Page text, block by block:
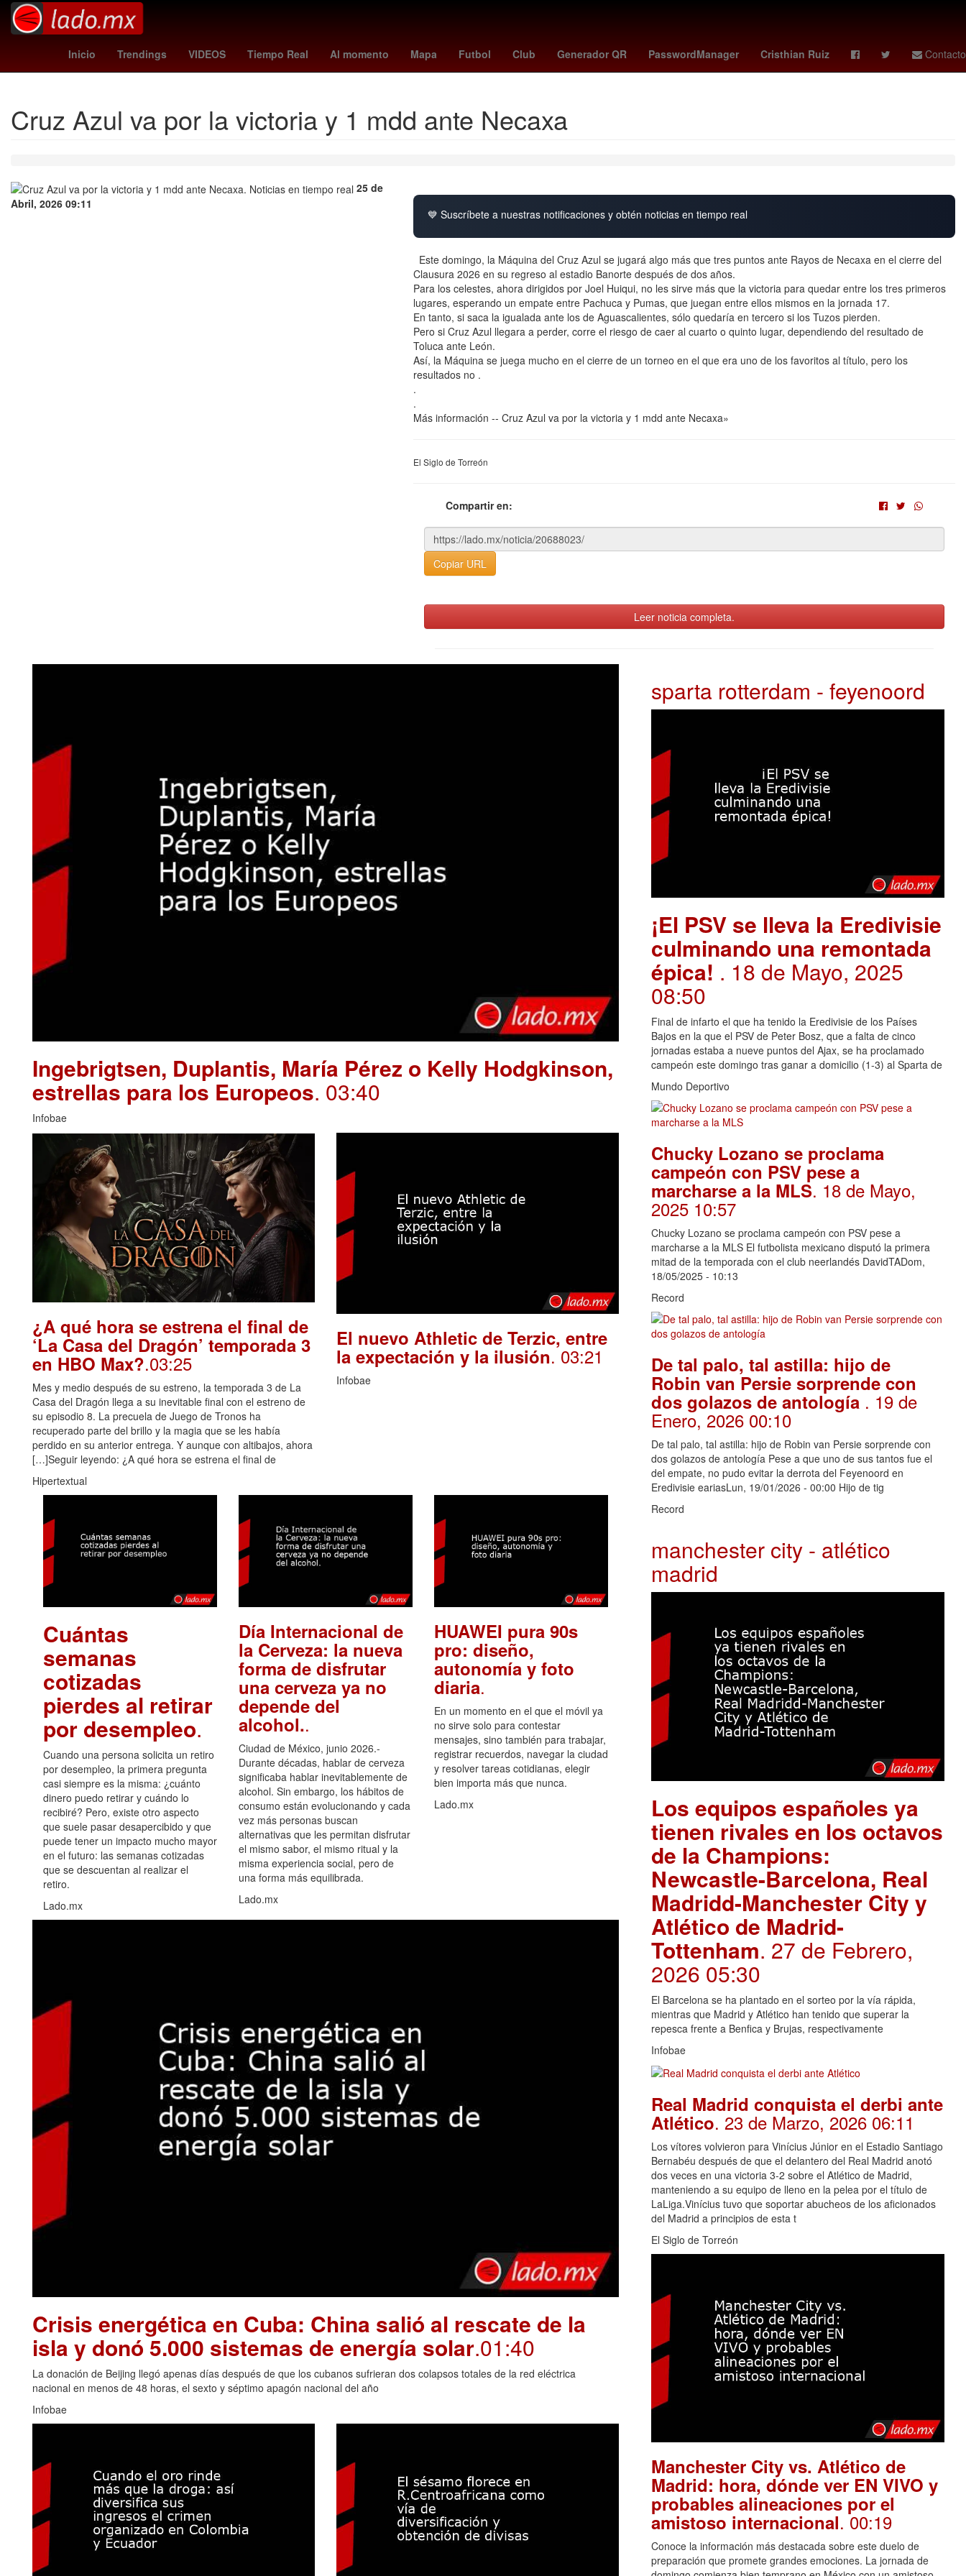
Inicio Trendings VIDEOS Tiempo Real Al momento Mapa Futbol Club Generador QR PasswordManager Cristhian Ruiz Contacto
Pago celtics Tribunal Superior de Justicia de la Ciudad de México Igor Lichnovsky braves - angels Juegos Centroamericanos y del Caribe San Salvador 2023 Agresión Brasil Perú
Cruz Azul va por la victoria y 1 mdd ante Necaxa
25 de
Abril, 2026 09:11
💙 Suscríbete a nuestras notificaciones y obtén noticias en tiempo real
Este domingo, la Máquina del Cruz Azul se jugará algo más que tres puntos ante Rayos de Necaxa en el cierre del
Clausura 2026 en su regreso al estadio Banorte después de dos años.
Para los celestes, ahora dirigidos por Joel Huiqui, no les sirve más que la victoria para quedar entre los tres primeros
lugares, esperando un empate entre Pachuca y Pumas, que juegan entre ellos mismos en la jornada 17.
En tanto, si saca la igualada ante los de Aguascalientes, sólo quedaría en tercero si los Tuzos pierden.
Pero si Cruz Azul llegara a perder, corre el riesgo de caer al cuarto o quinto lugar, dependiendo del resultado de
Toluca ante León.
Así, la Máquina se juega mucho en el cierre de un torneo en el que era uno de los favoritos al título, pero los
resultados no .
.
.
Más información -- Cruz Azul va por la victoria y 1 mdd ante Necaxa»
El Siglo de Torreón
Compartir en:
Copiar URL
Leer noticia completa.
Ingebrigtsen, Duplantis, María Pérez o Kelly Hodgkinson,
estrellas para los Europeos. 03:40
Infobae
¿A qué hora se estrena el final de
‘La Casa del Dragón’ temporada 3
en HBO Max?.03:25
Mes y medio después de su estreno, la temporada 3 de La
Casa del Dragón llega a su inevitable final con el estreno de
su episodio 8. La precuela de Juego de Tronos ha
recuperado parte del brillo y la magia que se les había
perdido en su anterior entrega. Y aunque con altibajos, ahora
[…]Seguir leyendo: ¿A qué hora se estrena el final de
Hipertextual
El nuevo Athletic de Terzic, entre
la expectación y la ilusión. 03:21
Infobae
Cuántas
semanas
cotizadas
pierdes al retirar
por desempleo.
Cuando una persona solicita un retiro
por desempleo, la primera pregunta
casi siempre es la misma: ¿cuánto
dinero puedo retirar y cuándo lo
recibiré? Pero, existe otro aspecto
que suele pasar desapercibido y que
puede tener un impacto mucho mayor
en el futuro: las semanas cotizadas
que se descuentan al realizar el
retiro.
Lado.mx
Día Internacional de
la Cerveza: la nueva
forma de disfrutar
una cerveza ya no
depende del
alcohol..
Ciudad de México, junio 2026.-
Durante décadas, hablar de cerveza
significaba hablar inevitablemente de
alcohol. Sin embargo, los hábitos de
consumo están evolucionando y cada
vez más personas buscan
alternativas que les permitan disfrutar
el mismo sabor, el mismo ritual y la
misma experiencia social, pero de
una forma más equilibrada.
Lado.mx
HUAWEI pura 90s
pro: diseño,
autonomía y foto
diaria.
En un momento en el que el móvil ya
no sirve solo para contestar
mensajes, sino también para trabajar,
registrar recuerdos, navegar la ciudad
y resolver tareas cotidianas, elegir
bien importa más que nunca.
Lado.mx
Crisis energética en Cuba: China salió al rescate de la
isla y donó 5.000 sistemas de energía solar.01:40
La donación de Beijing llegó apenas días después de que los cubanos sufrieran dos colapsos totales de la red eléctrica
nacional en menos de 48 horas, el sexto y séptimo apagón nacional del año
Infobae
sparta rotterdam - feyenoord
¡El PSV se lleva la Eredivisie
culminando una remontada
épica! . 18 de Mayo, 2025
08:50
Final de infarto el que ha tenido la Eredivisie de los Países
Bajos en la que el PSV de Peter Bosz, que a falta de cinco
jornadas estaba a nueve puntos del Ajax, se ha proclamado
campeón este domingo tras ganar a domicilio (1-3) al Sparta de
Mundo Deportivo
Chucky Lozano se proclama
campeón con PSV pese a
marcharse a la MLS. 18 de Mayo,
2025 10:57
Chucky Lozano se proclama campeón con PSV pese a
marcharse a la MLS El futbolista mexicano disputó la primera
mitad de la temporada con el club neerlandés DavidTADom,
18/05/2025 - 10:13
Record
De tal palo, tal astilla: hijo de
Robin van Persie sorprende con
dos golazos de antología . 19 de
Enero, 2026 00:10
De tal palo, tal astilla: hijo de Robin van Persie sorprende con
dos golazos de antología Pese a que uno de sus tantos fue el
del empate, no pudo evitar la derrota del Feyenoord en
Eredivisie eariasLun, 19/01/2026 - 00:00 Hijo de tig
Record
manchester city - atlético
madrid
Los equipos españoles ya
tienen rivales en los octavos
de la Champions:
Newcastle-Barcelona, Real
Madridd-Manchester City y
Atlético de Madrid-
Tottenham. 27 de Febrero,
2026 05:30
El Barcelona se ha plantado en el sorteo por la vía rápida,
mientras que Madrid y Atlético han tenido que superar la
repesca frente a Benfica y Brujas, respectivamente
Infobae
Real Madrid conquista el derbi ante
Atlético. 23 de Marzo, 2026 06:11
Los vítores volvieron para Vinícius Júnior en el Estadio Santiago
Bernabéu después de que el delantero del Real Madrid anotó
dos veces en una victoria 3-2 sobre el Atlético de Madrid,
manteniendo a su equipo de lleno en la pelea por el título de
LaLiga.Vinícius tuvo que soportar abucheos de los aficionados
del Madrid a principios de esta t
El Siglo de Torreón
Manchester City vs. Atlético de
Madrid: hora, dónde ver EN VIVO y
probables alineaciones por el
amistoso internacional. 00:19
Conoce la información más destacada sobre este duelo de
preparación que promete grandes emociones. La jornada de